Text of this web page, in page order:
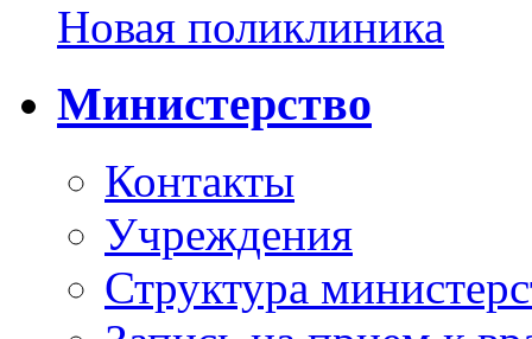
Новая поликлиника
Министерство
Контакты
Учреждения
Структура